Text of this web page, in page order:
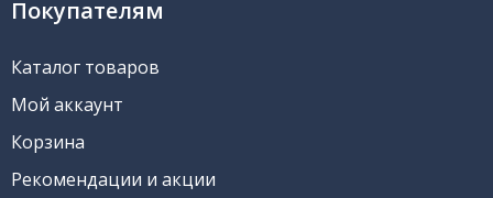
Покупателям
Каталог товаров
Мой аккаунт
Корзина
Рекомендации и акции